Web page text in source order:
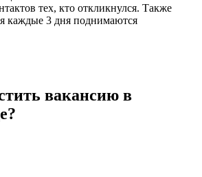
тех, кто откликнулся. Также
каждые 3 дня поднимаются
вакансию в